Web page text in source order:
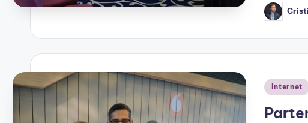
Posted
by
Posted
Internet